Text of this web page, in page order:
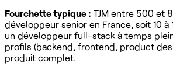
Fourchette typique : TJM entre 500 et
développeur senior en France, soit 10 à
un développeur full-stack à temps
profils (backend, frontend, product
produit complet.